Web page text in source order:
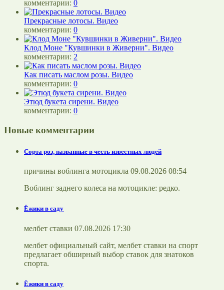
комментарии: 0
Прекрасные лотосы. Видео
комментарии: 0
Клод Моне "Кувшинки в Живерни". Видео
комментарии: 2
Как писать маслом розы. Видео
комментарии: 0
Этюд букета сирени. Видео
комментарии: 0
Новые комментарии
Сорта роз, названные в честь известных людей
причины воблинга мотоцикла 09.08.2026 08:54
Воблинг заднего колеса на мотоцикле: редко.
Ёжики в саду
мелбет ставки 07.08.2026 17:30
мелбет официальный сайт, мелбет ставки на спорт
предлагает обширный выбор ставок для знатоков
спорта.
Ёжики в саду